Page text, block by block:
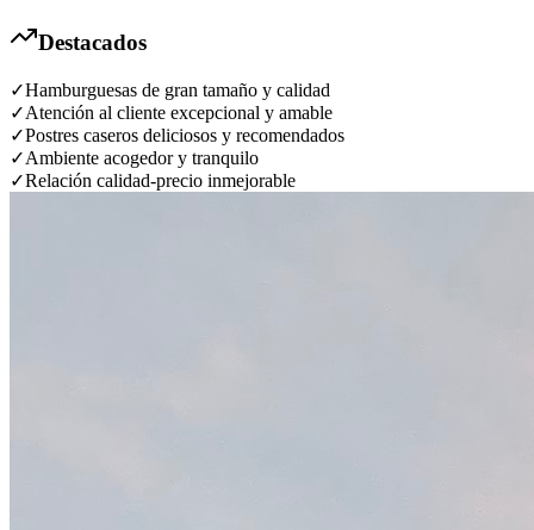
Destacados
✓Hamburguesas de gran tamaño y calidad
✓Atención al cliente excepcional y amable
✓Postres caseros deliciosos y recomendados
✓Ambiente acogedor y tranquilo
✓Relación calidad-precio inmejorable